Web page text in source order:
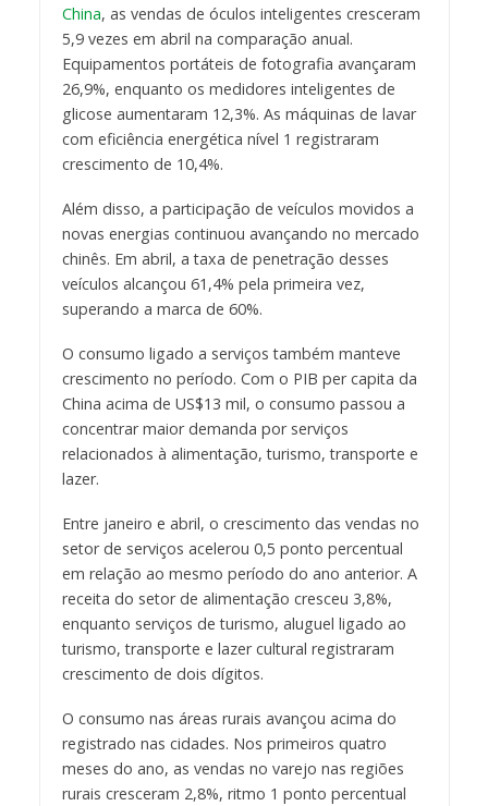
China, as vendas de óculos inteligentes cresceram
5,9 vezes em abril na comparação anual.
Equipamentos portáteis de fotografia avançaram
26,9%, enquanto os medidores inteligentes de
glicose aumentaram 12,3%. As máquinas de lavar
com eficiência energética nível 1 registraram
crescimento de 10,4%.
Além disso, a participação de veículos movidos a
novas energias continuou avançando no mercado
chinês. Em abril, a taxa de penetração desses
veículos alcançou 61,4% pela primeira vez,
superando a marca de 60%.
O consumo ligado a serviços também manteve
crescimento no período. Com o PIB per capita da
China acima de US$13 mil, o consumo passou a
concentrar maior demanda por serviços
relacionados à alimentação, turismo, transporte e
lazer.
Entre janeiro e abril, o crescimento das vendas no
setor de serviços acelerou 0,5 ponto percentual
em relação ao mesmo período do ano anterior. A
receita do setor de alimentação cresceu 3,8%,
enquanto serviços de turismo, aluguel ligado ao
turismo, transporte e lazer cultural registraram
crescimento de dois dígitos.
O consumo nas áreas rurais avançou acima do
registrado nas cidades. Nos primeiros quatro
meses do ano, as vendas no varejo nas regiões
rurais cresceram 2,8%, ritmo 1 ponto percentual